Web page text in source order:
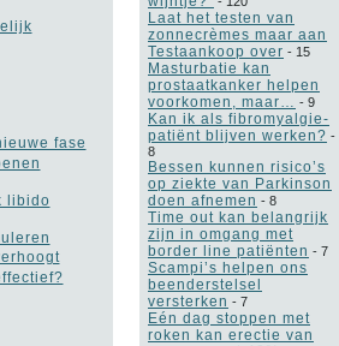
fase
libido
Laat het testen van
zonnecrèmes maar aan
Testaankoop over - 15
Masturbatie kan
prostaatkanker helpen
voorkomen, maar… - 9
Kan ik als fibromyalgie-
patiënt blijven werken? -
8
Bessen kunnen risico’s
op ziekte van Parkinson
doen afnemen - 8
Time out kan belangrijk
zijn in omgang met
border line patiënten - 7
Scampi’s helpen ons
beenderstelsel
versterken - 7
Eén dag stoppen met
roken kan erectie van